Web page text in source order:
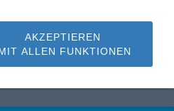
AKZEPTIEREN
ALLEN FUNKTIONEN